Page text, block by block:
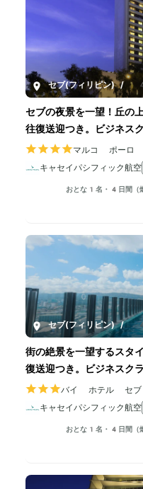
セブ(フィリピン) /
セブの夜景を一望！丘の
往復送迎つき。ビジネス
マルコ ポーロ
キャセイパシフィック航空
おとな1名・4日間（燃
セブ(フィリピン) / 4-
街の絶景を一望するスタ
復送迎つき。ビジネスク
バイ ホテル セブ
キャセイパシフィック航空
おとな1名・4日間（燃